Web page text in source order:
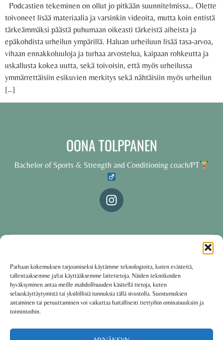
Parhaan kokemuksen tarjoamiseksi käytämme teknologioita, kuten evästeitä,
tallentaaksemme ja/tai käyttääksemme laitetietoja. Näiden tekniikoiden
hyväksyminen antaa meille mahdollisuuden käsitellä tietoja, kuten
selauskäyttäytymistä tai yksilöllisiä tunnuksia tällä sivustolla. Suostumuksen
antaminen tai peruuttaminen voi vaikuttaa haitallisesti tiettyihin ominaisuuksiin ja
toimintoihin.
Podcastien tekeminen on ollut jo pitkään suunnitelmissa… Olette
toivoneet lisää materiaalia ja varsinkin videoita, mutta koin entistä
tärkeämmäksi päästä puhumaan oikeasti tärkeistä aiheista ja
epäkohdista urheilun ympärillä. Haluan urheiluun lisää tasa-arvoa,
vihaan ennakkoluuloja ja turhaa arvostelua, kaipaan rohkeutta ja
uskallusta kokea uutta, sekä toivoisin, että myös urheilussa
ymmärrettäisiin esikuvien merkitys sekä nähtäisiin myös urheilun
[…]
OONA TOLPPANEN
Bachelor of Sports & Strength and Conditioning coach/PT
Käyttöehdot·Tietosuojakäytäntö